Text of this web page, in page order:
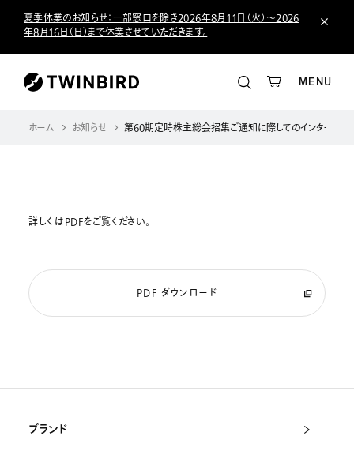
夏季休業のお知らせ：一部窓口を除き2026年8月11日（火）～2026
年8月16日（日）まで休業させていただきます。
MENU
ホーム お知らせ 第60期定時株主総会招集ご通知に際してのインターネッ
詳しくはPDFをご覧ください。
PDF ダウンロード
ブランド